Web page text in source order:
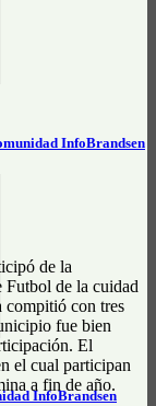
InfoBrandsen
InfoBrandsen
de la
Futbol de la cuidad
compitió con tres
fue bien
El
el cual participan
a fin de año.